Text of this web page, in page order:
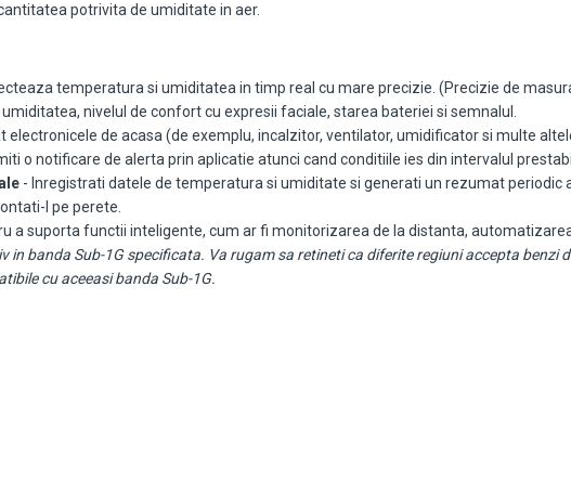
potrivita de umiditate in aer.
temperatura si umiditatea in timp real cu mare precizie. (Precizie de
nivelul de confort cu expresii faciale, starea bateriei si semnalul.
electronicele de acasa (de exemplu, incalzitor, ventilator, umidificator si multe
o notificare de alerta prin aplicatie atunci cand conditiile ies din intervalul
- Inregistrati datele de temperatura si umiditate si generati un rezumat periodic
l pe perete.
a suporta functii inteligente, cum ar fi monitorizarea de la distanta,
in banda Sub-1G specificata. Va rugam sa retineti ca diferite regiuni accepta benzi
cu aceeasi banda Sub-1G.